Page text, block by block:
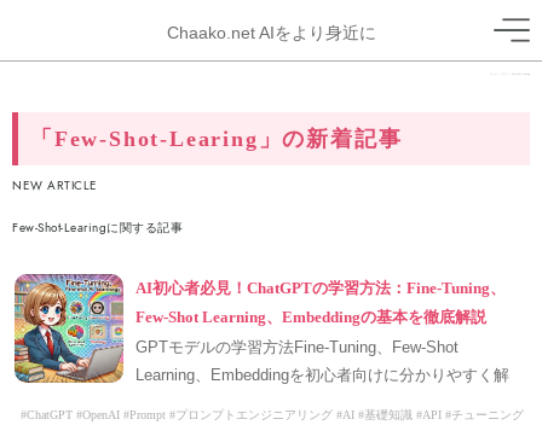
Chaako.net AIをより身近に
「Few-Shot-Learing」の新着記事
NEW ARTICLE
Few-Shot-Learingに関する記事
AI初心者必見！ChatGPTの学習方法：Fine-Tuning、
Few-Shot Learning、Embeddingの基本を徹底解説
GPTモデルの学習方法Fine-Tuning、Few-Shot
Learning、Embeddingを初心者向けに分かりやすく解
#ChatGPT #OpenAI #Prompt #プロンプトエンジニアリング #AI #基礎知識 #API #チューニング